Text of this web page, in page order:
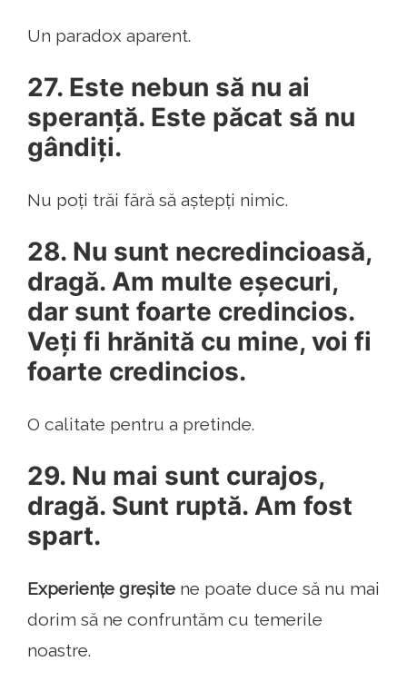
Un paradox aparent.
27. Este nebun să nu ai
speranță. Este păcat să nu
gândiți.
Nu poți trăi fără să aștepți nimic.
28. Nu sunt necredincioasă,
dragă. Am multe eșecuri,
dar sunt foarte credincios.
Veți fi hrănită cu mine, voi fi
foarte credincios.
O calitate pentru a pretinde.
29. Nu mai sunt curajos,
dragă. Sunt ruptă. Am fost
spart.
Experiențe greșite ne poate duce să nu mai
dorim să ne confruntăm cu temerile
noastre.